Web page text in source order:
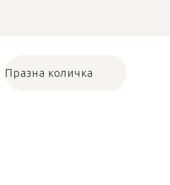
Количка за
Празна количка